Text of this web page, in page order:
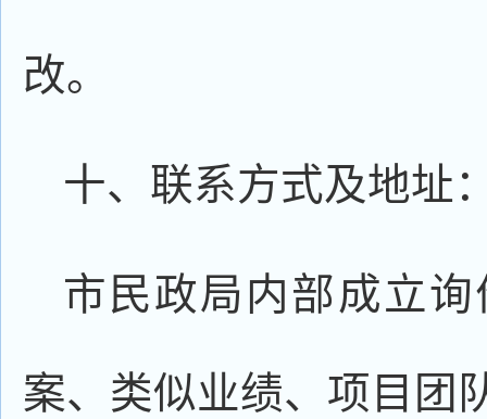
改。
十、联系方式及地址
市民政局内部成立
案、类似业绩、项目团